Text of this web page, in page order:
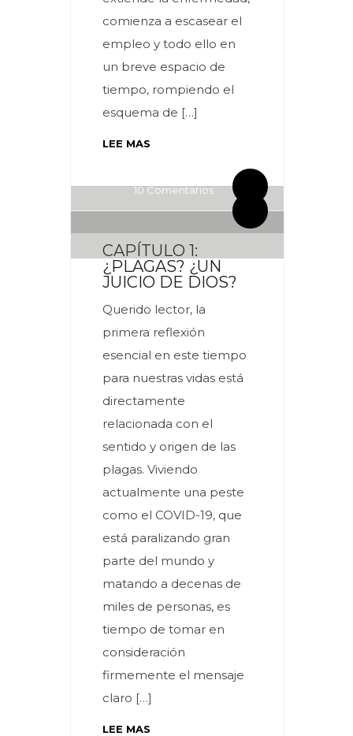
comienza a escasear el
empleo y todo ello en
un breve espacio de
tiempo, rompiendo el
esquema de […]
LEE MAS
10 Comentarios
CAPÍTULO 1:
¿PLAGAS? ¿UN
JUICIO DE DIOS?
Querido lector, la
primera reflexión
esencial en este tiempo
para nuestras vidas está
directamente
relacionada con el
sentido y origen de las
plagas. Viviendo
actualmente una peste
como el COVID-19, que
está paralizando gran
parte del mundo y
matando a decenas de
miles de personas, es
tiempo de tomar en
consideración
firmemente el mensaje
claro […]
LEE MAS